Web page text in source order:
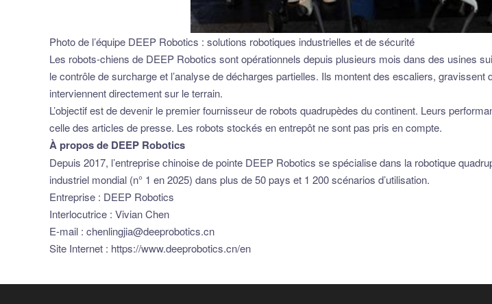
Photo de l’équipe DEEP Robotics : solutions robotiques industrielles et de sécurité
Les robots-chiens de DEEP Robotics sont opérationnels depuis plusieurs mois dans des usines
le contrôle de surcharge et l’analyse de décharges partielles. Ils montent des escaliers,
interviennent directement sur le terrain.
L’objectif est de devenir le premier fournisseur de robots quadrupèdes du continent. Leurs
celle des articles de presse. Les robots stockés en entrepôt ne sont pas pris en compte.
À propos de DEEP Robotics
Depuis 2017, l’entreprise chinoise de pointe DEEP Robotics se spécialise dans la robotique
industriel mondial (n° 1 en 2025) dans plus de 50 pays et 1 200 scénarios d’utilisation.
Entreprise : DEEP Robotics
Interlocutrice : Vivian Chen
E-mail : chenlingjia@deeprobotics.cn
Site Internet : https://www.deeprobotics.cn/en